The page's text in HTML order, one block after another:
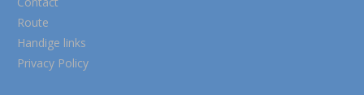
Route
Handige links
Privacy Policy